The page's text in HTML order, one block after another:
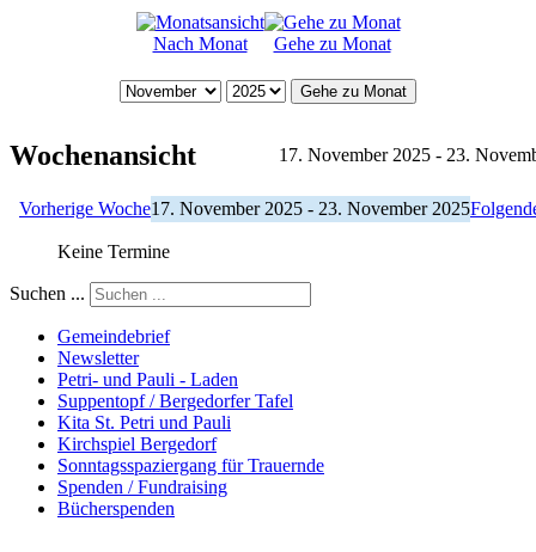
Nach Monat Gehe zu Monat
Gehe zu Monat
Wochenansicht 17. November 2025 - 23.
Vorherige Woche17. November 2025 - 23. November 2025
Keine Termine
Suchen ...
Gemeindebrief
Newsletter
Petri- und Pauli - Laden
Suppentopf / Bergedorfer Tafel
Kita St. Petri und Pauli
Kirchspiel Bergedorf
Sonntagsspaziergang für Trauernde
Spenden / Fundraising
Bücherspenden